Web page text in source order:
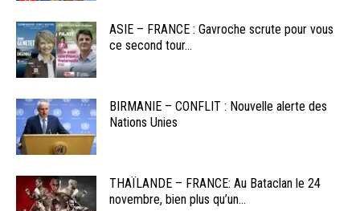
ASIE – FRANCE : Gavroche scrute pour vous
ce second tour...
BIRMANIE – CONFLIT : Nouvelle alerte des
Nations Unies
THAÏLANDE – FRANCE: Au Bataclan le 24
novembre, bien plus qu’un...